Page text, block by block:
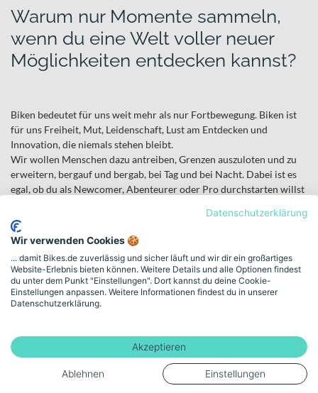
Warum nur Momente sammeln,
wenn du eine Welt voller neuer
Möglichkeiten entdecken kannst?
Biken bedeutet für uns weit mehr als nur Fortbewegung. Biken ist
für uns Freiheit, Mut, Leidenschaft, Lust am Entdecken und
Innovation, die niemals stehen bleibt.
Wir wollen Menschen dazu antreiben, Grenzen auszuloten und zu
erweitern, bergauf und bergab, bei Tag und bei Nacht. Dabei ist es
egal, ob du als Newcomer, Abenteurer oder Pro durchstarten willst
Was uns antreibt ist die tägliche Herausforderung, nicht nur
mithalten zu können, sondern immer einen Schritt voraus zu sein.
Mit dieser Version entwickeln wir seit fast 30 Jahren Bikes für
unterschiedliche Zielgruppen und Bedürfnisse.
Hinter unseren Produkten steckt deutsche Ingenieurspower
gepaart mit unermüdlichem Erfindergeist. Von unserem Intube
Komplettsystem steht Haibike für Innovation und Leistung: WE
ARE ePERFORMANCE.
Datenschutzerklärung
Wir verwenden Cookies 🍪
... damit Bikes.de zuverlässig und sicher läuft und wir dir ein großartiges
Website-Erlebnis bieten können. Weitere Details und alle Optionen findest
du unter dem Punkt "Einstellungen". Dort kannst du deine Cookie-
Einstellungen anpassen. Weitere Informationen findest du in unserer
Datenschutzerklärung.
Akzeptieren
Ablehnen Einstellungen